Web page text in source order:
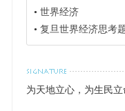
• 世界经济
• 复旦世界经济思考
为天地立心，为生民